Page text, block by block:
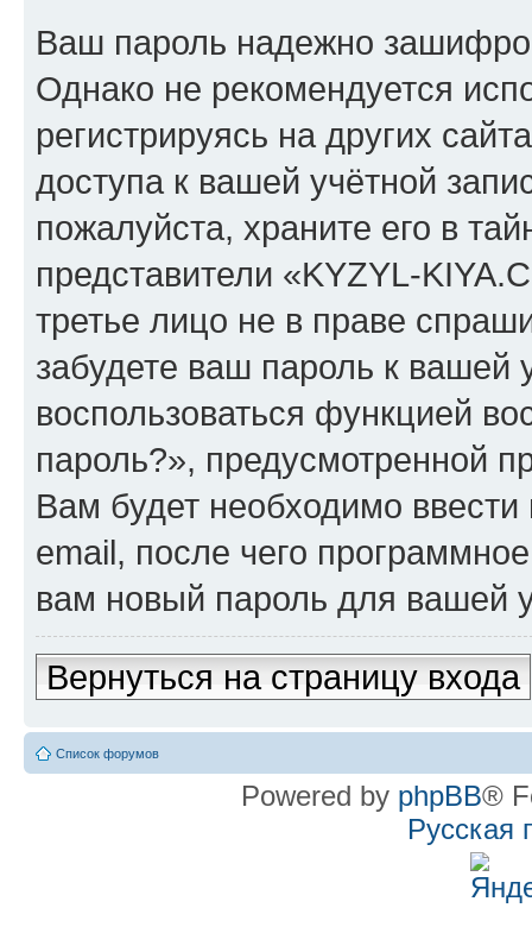
Ваш пароль надежно
Однако не рекомендуется
регистрируясь на других
доступа к вашей учётной
пожалуйста, храните его в
представители «KYZYL-
третье лицо не в праве
забудете ваш пароль к вашей
воспользоваться функцией
пароль?», предусмотренной
Вам будет необходимо
email, после чего
вам новый пароль для вашей
Вернуться на страницу входа
Список форумов
Powered by phpBB®
Русская